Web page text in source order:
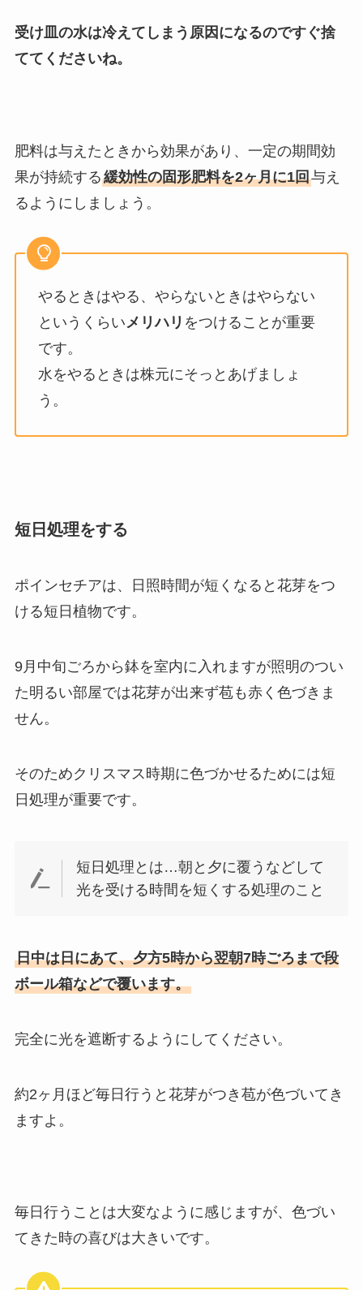
受け皿の水は冷えてしまう原因になるのですぐ捨
ててくださいね。
肥料は与えたときから効果があり、一定の期間効
果が持続する緩効性の固形肥料を2ヶ月に1回与え
るようにしましょう。
やるときはやる、やらないときはやらない
というくらい メリハリ をつけることが重要
です。
水をやるときは株元にそっとあげましょ
う。
短日処理をする
ポインセチアは、日照時間が短くなると花芽をつ
ける短日植物です。
9月中旬ごろから鉢を室内に入れますが照明のつい
た明るい部屋では花芽が出来ず苞も赤く色づきま
せん。
そのためクリスマス時期に色づかせるためには短
日処理が重要です。
短日処理とは…朝と夕に覆うなどして
光を受ける時間を短くする処理のこと
日中は日にあて、夕方5時から翌朝7時ごろまで段
ボール箱などで覆います。
完全に光を遮断するようにしてください。
約2ヶ月ほど毎日行うと花芽がつき苞が色づいてき
ますよ。
毎日行うことは大変なように感じますが、色づい
てきた時の喜びは大きいです。